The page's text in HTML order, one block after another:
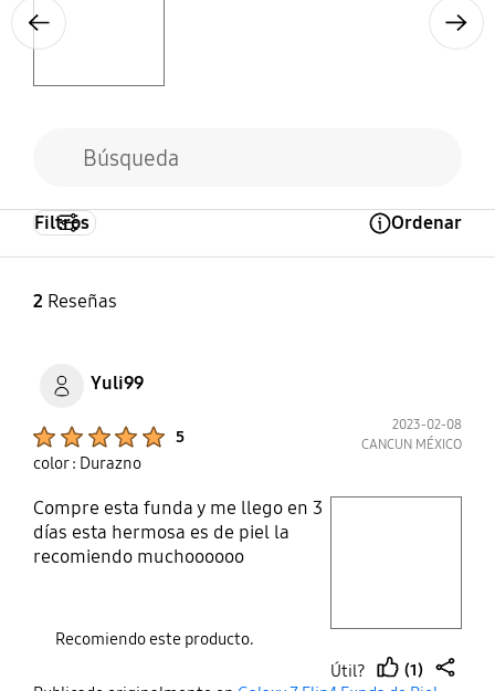
2 Reseñas
Filtros Ordenar
Yuli99
5
2023-02-08
CANCUN MÉXICO
color : Durazno
Compre esta funda y me llego en 3
días esta hermosa es de piel la
recomiendo muchoooooo
Recomiendo este producto.
Útil?
(1)